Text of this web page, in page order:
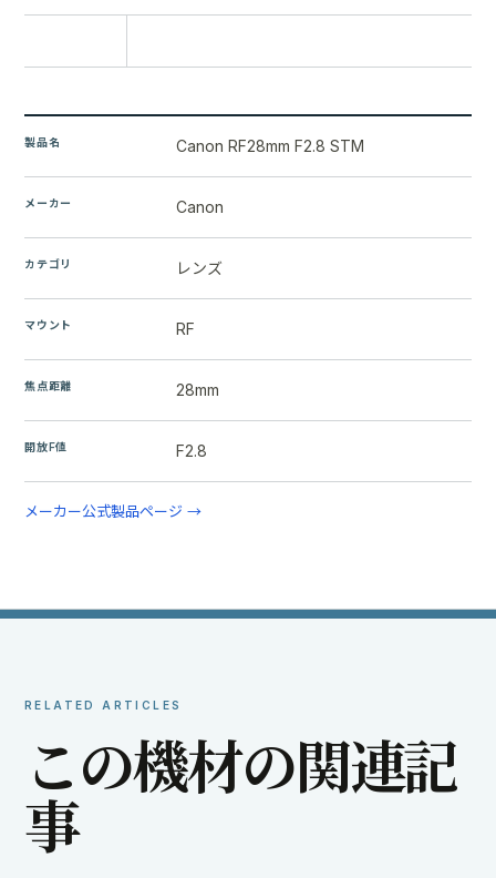
製品名 Canon RF28mm F2.8 STM
メーカー Canon
カテゴリ レンズ
マウント RF
焦点距離 28mm
開放F値 F2.8
メーカー公式製品ページ →
RELATED ARTICLES
この機材の関連記
事